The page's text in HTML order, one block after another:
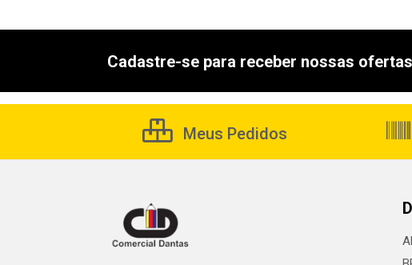
Cadastre-se para receber nossas
Meus Pedidos